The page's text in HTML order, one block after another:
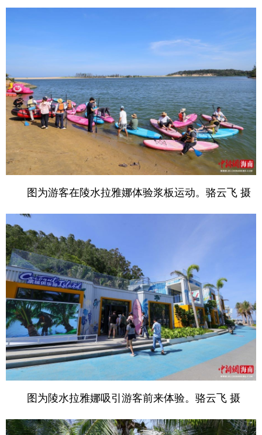
图为游客在陵水拉雅娜体验浆板运动。骆云飞 摄
图为陵水拉雅娜吸引游客前来体验。骆云飞 摄